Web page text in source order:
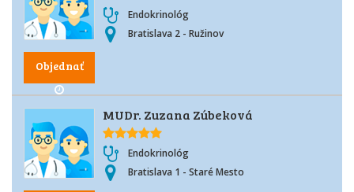
Objednať
Endokrinológ
Bratislava 2 - Ružinov
MUDr. Zuzana Zúbeková
Endokrinológ
Bratislava 1 - Staré Mesto